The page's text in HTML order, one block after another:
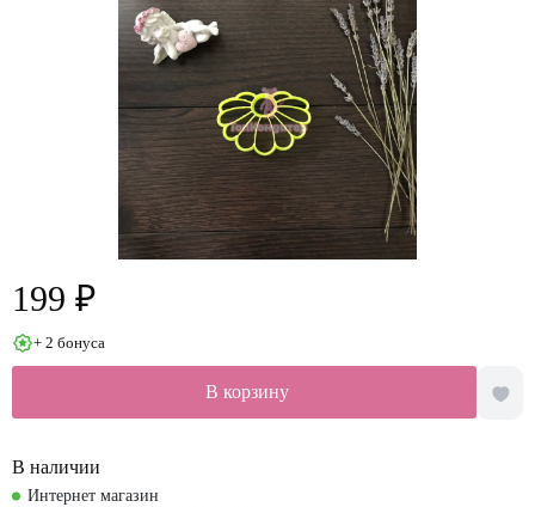
199 ₽
+ 2 бонуса
В корзину
В наличии
Интернет магазин